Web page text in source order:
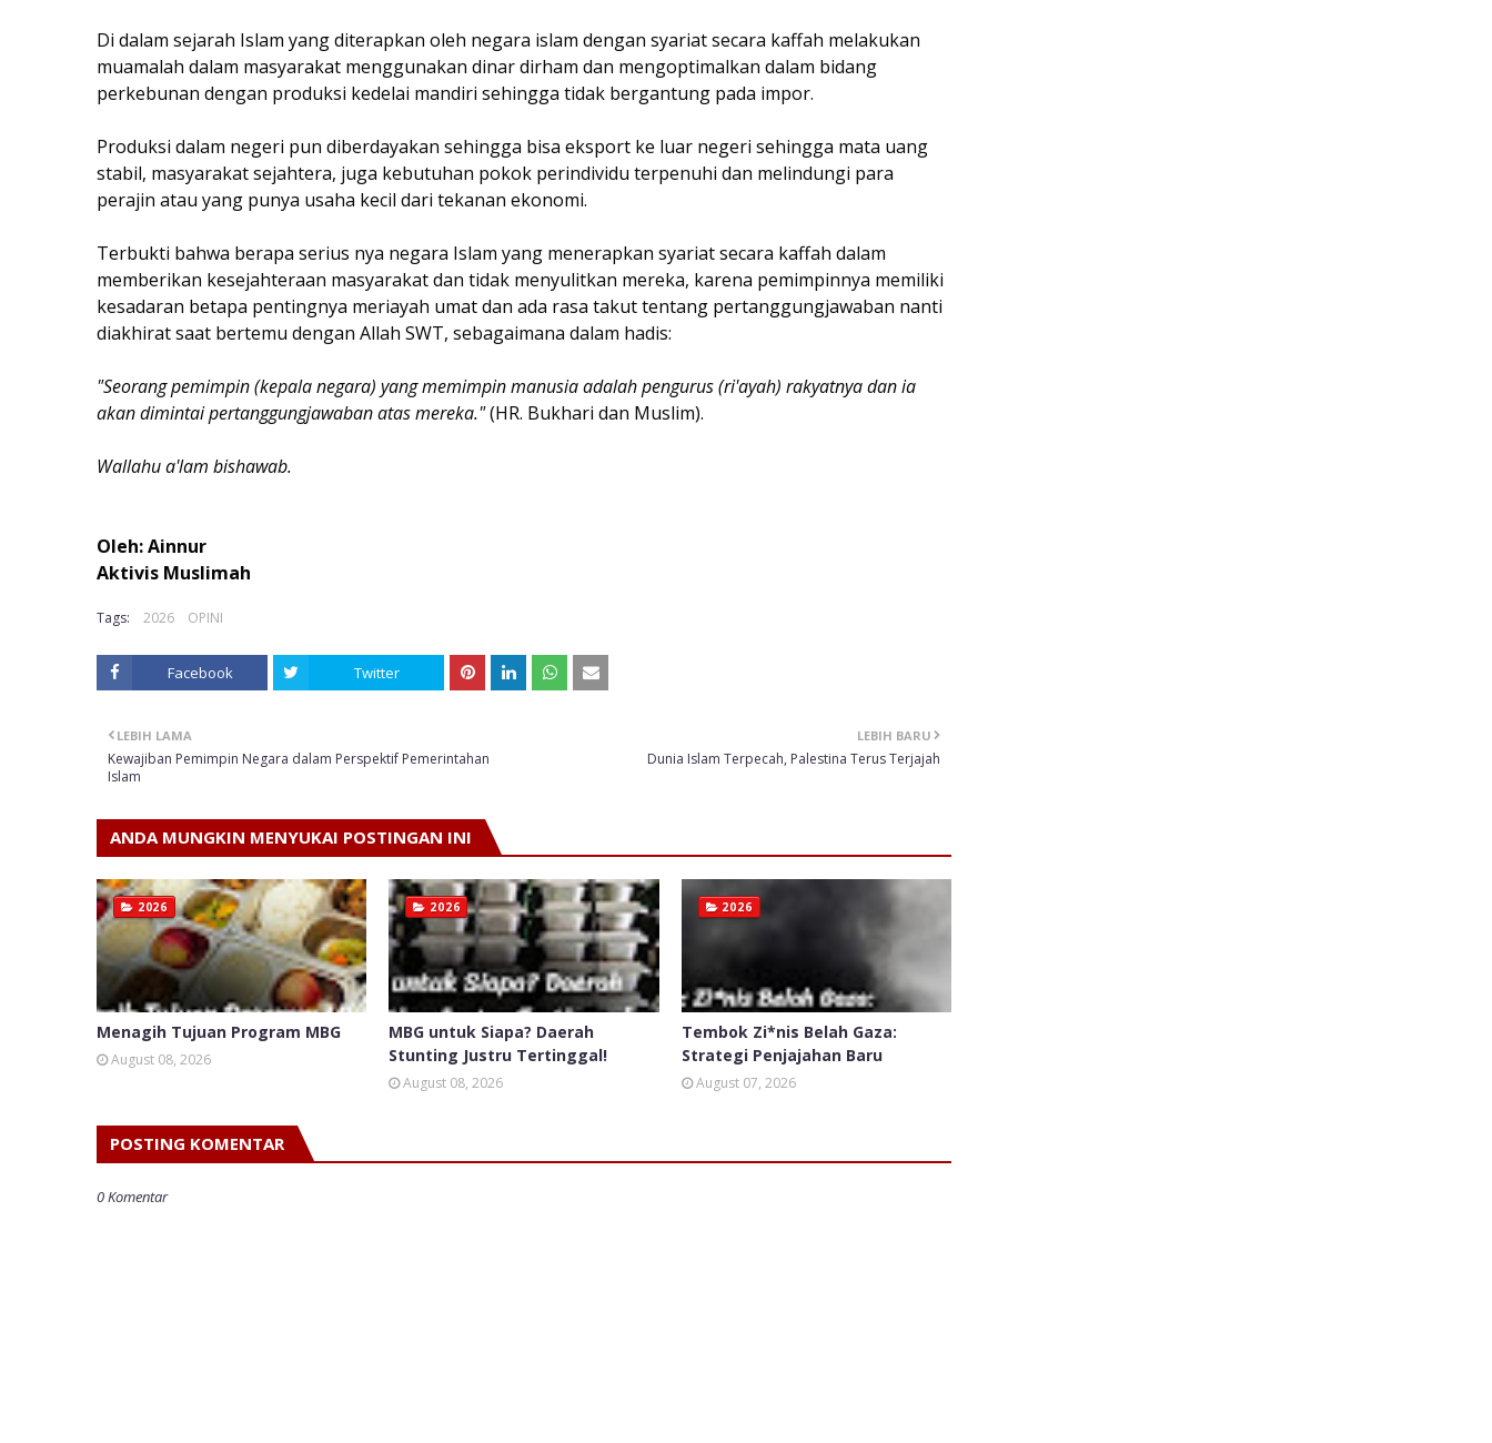
Di dalam sejarah Islam yang diterapkan oleh negara islam dengan syariat secara kaffah melakukan
muamalah dalam masyarakat menggunakan dinar dirham dan mengoptimalkan dalam bidang
perkebunan dengan produksi kedelai mandiri sehingga tidak bergantung pada impor.
Produksi dalam negeri pun diberdayakan sehingga bisa eksport ke luar negeri sehingga mata uang
stabil, masyarakat sejahtera, juga kebutuhan pokok perindividu terpenuhi dan melindungi para
perajin atau yang punya usaha kecil dari tekanan ekonomi.
Terbukti bahwa berapa serius nya negara Islam yang menerapkan syariat secara kaffah dalam
memberikan kesejahteraan masyarakat dan tidak menyulitkan mereka, karena pemimpinnya memiliki
kesadaran betapa pentingnya meriayah umat dan ada rasa takut tentang pertanggungjawaban nanti
diakhirat saat bertemu dengan Allah SWT, sebagaimana dalam hadis:
"Seorang pemimpin (kepala negara) yang memimpin manusia adalah pengurus (ri'ayah) rakyatnya dan ia
akan dimintai pertanggungjawaban atas mereka."(HR. Bukhari dan Muslim).
Wallahu a'lam bishawab.
Oleh: Ainnur
Aktivis Muslimah
Tags: 2026 OPINI
Facebook Twitter
LEBIH BARU
Dunia Islam Terpecah, Palestina Terus Terjajah
LEBIH LAMA
Kewajiban Pemimpin Negara dalam Perspektif Pemerintahan
Islam
ANDA MUNGKIN MENYUKAI POSTINGAN INI
2026
Menagih Tujuan Program MBG
August 08, 2026
2026
MBG untuk Siapa? Daerah
Stunting Justru Tertinggal!
August 08, 2026
2026
Tembok Zi*nis Belah Gaza:
Strategi Penjajahan Baru
August 07, 2026
POSTING KOMENTAR
0 Komentar